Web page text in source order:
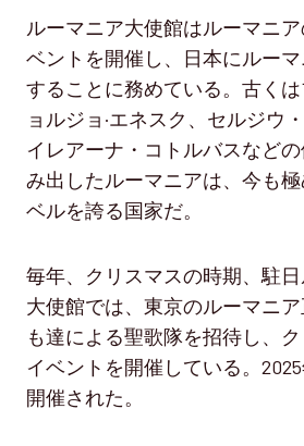
ルーマニア大使館はルーマニ
ベントを開催し、日本にルー
することに務めている。古く
ョルジョ·エネスク、セルジウ
イレアーナ・コトルバスなど
み出したルーマニアは、今も
ベルを誇る国家だ。
毎年、クリスマスの時期、駐
大使館では、東京のルーマニ
も達による聖歌隊を招待し、
イベントを開催している。
開催された。